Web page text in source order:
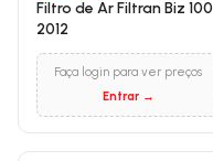
Filtro de Ar Filtran Biz 100
2012
Faça login para ver preços
Entrar →